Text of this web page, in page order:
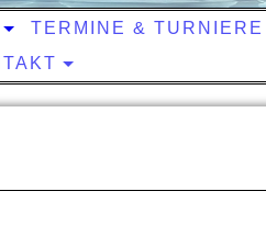
TERMINE & TURNIERE